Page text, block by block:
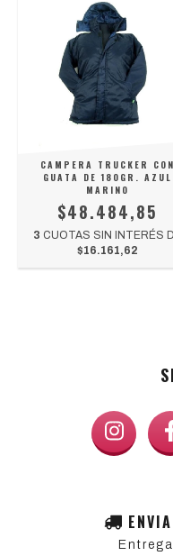
CAMPERA TRUCKER CON
GUATA DE 180GR. AZUL
MARINO
$48.484,85
3 CUOTAS SIN INTERÉS
$16.161,62